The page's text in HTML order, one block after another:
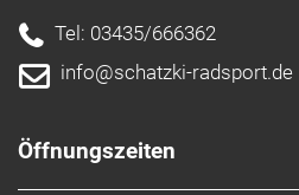
Tel: 03435/666362
info@schatzki-radsport.de
Öffnungszeiten